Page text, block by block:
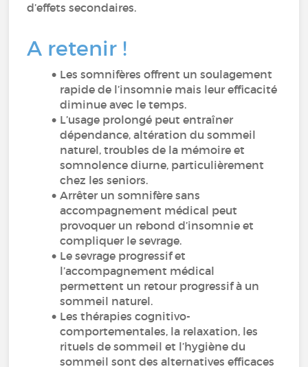
d’effets secondaires.
A retenir !
Les somnifères offrent un soulagement
rapide de l’insomnie mais leur efficacité
diminue avec le temps.
L’usage prolongé peut entraîner
dépendance, altération du sommeil
naturel, troubles de la mémoire et
somnolence diurne, particulièrement
chez les seniors.
Arrêter un somnifère sans
accompagnement médical peut
provoquer un rebond d’insomnie et
compliquer le sevrage.
Le sevrage progressif et
l’accompagnement médical
permettent un retour progressif à un
sommeil naturel.
Les thérapies cognitivo-
comportementales, la relaxation, les
rituels de sommeil et l’hygiène du
sommeil sont des alternatives efficaces